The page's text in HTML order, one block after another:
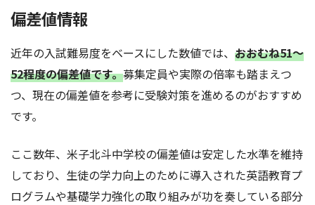
偏差値情報
近年の入試難易度をベースにした数値では、 おおむね51～
52程度の偏差値です。募集定員や実際の倍率も踏まえつ
つ、現在の偏差値を参考に受験対策を進めるのがおすすめ
です。
ここ数年、米子北斗中学校の偏差値は安定した水準を維持
しており、生徒の学力向上のために導入された英語教育プ
ログラムや基礎学力強化の取り組みが功を奏している部分